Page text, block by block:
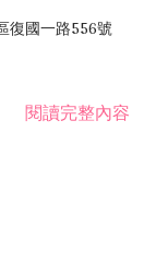
復國一路556號
閱讀完整內容